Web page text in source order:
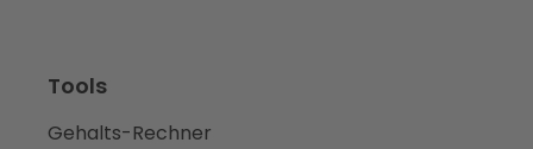
Tools
Gehalts-Rechner